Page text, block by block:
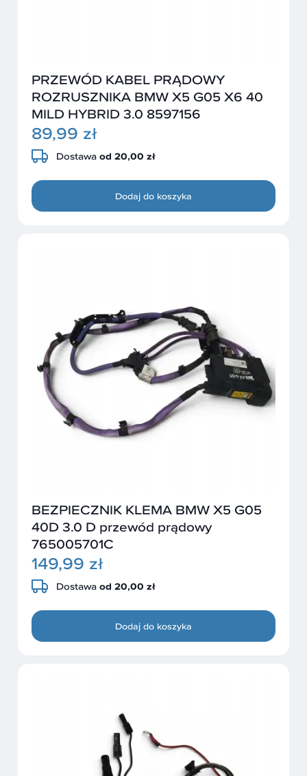
PRZEWÓD KABEL PRĄDOWY
ROZRUSZNIKA BMW X5 G05 X6 40
MILD HYBRID 3.0 8597156
89,99 zł
Dostawa od 20,00 zł
Dodaj do koszyka
BEZPIECZNIK KLEMA BMW X5 G05
40D 3.0 D przewód prądowy
765005701C
149,99 zł
Dostawa od 20,00 zł
Dodaj do koszyka